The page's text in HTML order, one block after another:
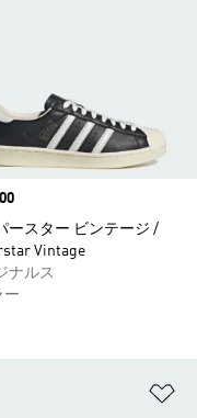
ースター ビンテージ /
Vintage
ナルス
ー